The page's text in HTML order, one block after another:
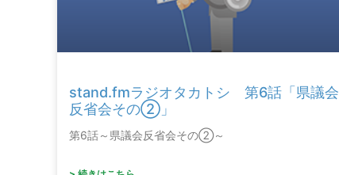
stand.fmラジオタカトシ 第6話「県議会
反省会その②」
第6話～県議会反省会その②～